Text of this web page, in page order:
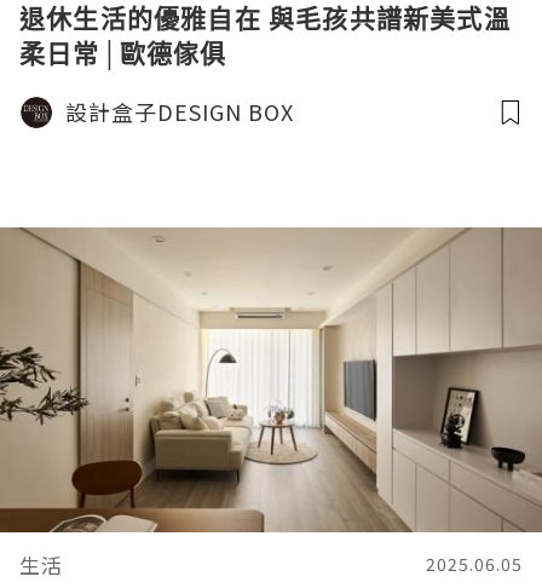
退休生活的優雅自在 與毛孩共譜新美式溫
柔日常│歐德傢俱
設計盒子DESIGN BOX
生活 2025.06.05